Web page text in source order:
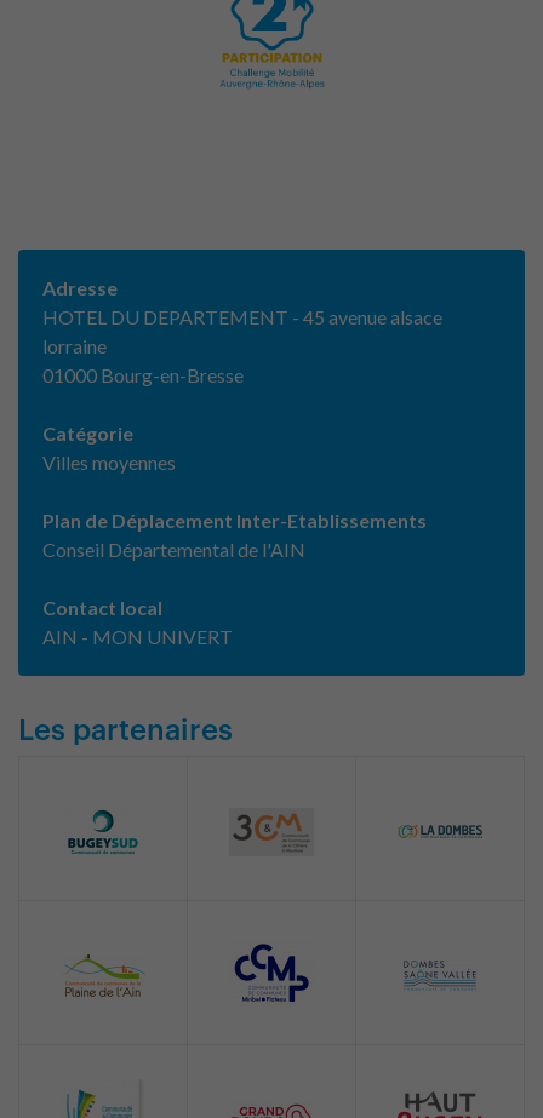
Adresse
HOTEL DU DEPARTEMENT - 45 avenue alsace
lorraine
01000 Bourg-en-Bresse
Catégorie
Villes moyennes
Plan de Déplacement Inter-Etablissements
Conseil Départemental de l'AIN
Contact local
AIN - MON UNIVERT
Les partenaires